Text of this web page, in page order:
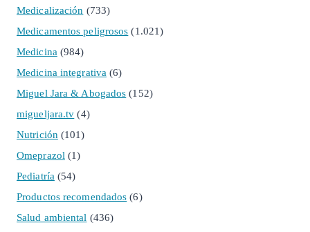
Medicalización (733)
Medicamentos peligrosos (1.021)
Medicina(984)
Medicina integrativa (6)
Miguel Jara & Abogados (152)
migueljara.tv (4)
Nutrición(101)
Omeprazol(1)
Pediatría(54)
Productos recomendados (6)
Salud ambiental (436)